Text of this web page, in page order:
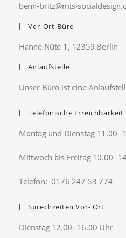
benn-britz@mts-
Vor-Ort-Büro
Hanne Nüte 1, 12359 Berlin
Anlaufstelle
Unser Büro ist eine
Telefonische Erreichbarkeit
Montag und Dienstag 11.00-
Mittwoch bis Freitag 10.00-
Telefon: 0176 247 53 774
Sprechzeiten Vor- Ort
Dienstag 12.00- 16.00 Uhr